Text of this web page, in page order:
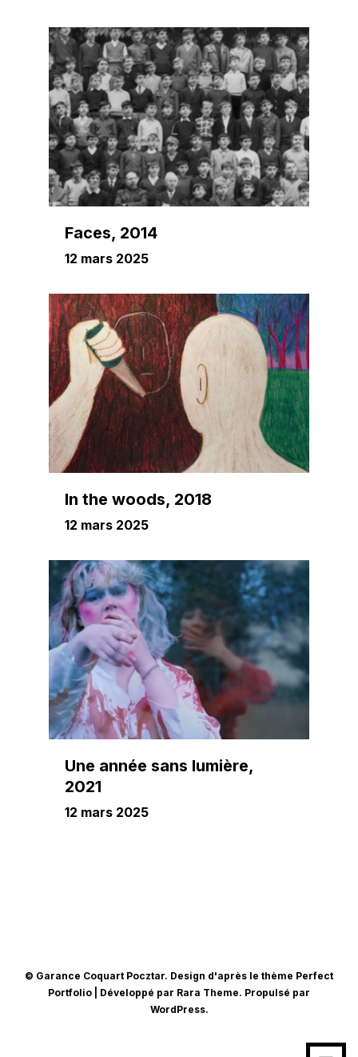
Faces, 2014
12 mars 2025
In the woods, 2018
12 mars 2025
Une année sans lumière,
2021
12 mars 2025
© Garance Coquart Pocztar. Design d'après le thème Perfect
Portfolio | Développé par Rara Theme. Propulsé par
WordPress.